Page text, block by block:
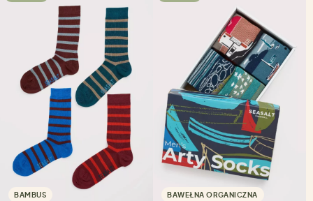
BAMBUS BAWEŁNA ORGANICZNA